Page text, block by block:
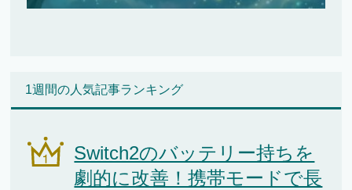
1週間の人気記事ランキング
Switch2のバッテリー持ちを
劇的に改善！携帯モードで長